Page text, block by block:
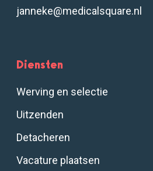
janneke@medicalsquare.nl
Diensten
Werving en selectie
Uitzenden
Detacheren
Vacature plaatsen